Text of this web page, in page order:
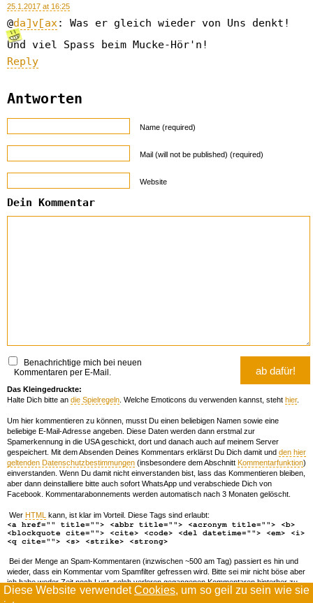
Diese Website verwendetCookies, um so geil zu sein wie sie
25.1.2017 at 16:25
@da]v[ax: Was er gleich wieder von Uns denkt!
Und viel Spass beim Mucke-Hör'n!
Reply
Antworten
Name (required)
Mail (will not be published) (required)
Website
Dein Kommentar
Benachrichtige mich bei neuen
Kommentaren per E-Mail.
Das Kleingedruckte:
Halte Dich bitte an die Spielregeln . Welche Emoticons du verwenden kannst, steht hier.
Um hier kommentieren zu können, musst Du einen beliebigen Namen sowie eine
beliebige E-Mail-Adresse angeben. Diese Daten werden dann erstmal zur
Spamerkennung in die USA geschickt, dort und danach auch auf meinem Server
gespeichert. Mit dem Absenden Deines Kommentars erklärst Du Dich damit und den hier
geltenden Datenschutzbestimmungen (insbesondere dem Abschnitt Kommentarfunktion)
einverstanden. Wenn Du damit nicht einverstanden bist, lass das Kommentieren bleiben,
aber dann deinstalliere bitte auch sofort WhatsApp und verabschiede Dich von
Facebook. Kommentarabonnements werden automatisch nach 3 Monaten gelöscht.
Wer HTML kann, ist klar im Vorteil. Diese Tags sind erlaubt:
<a href="" title=""> <abbr title=""> <acronym title=""> <b>
<blockquote cite=""> <cite> <code> <del datetime=""> <em> <i>
<q cite=""> <s> <strike> <strong>
Bei der Menge an Spam-Kommentaren (inzwischen ~500 am Tag) passiert es hin und
wieder, dass ein Kommentar vom Spamfilter gefressen wird. Bitte sei mir nicht böse aber
ich habe weder Zeit noch Lust, solch verloren gegangenen Kommentaren hinterher zu
forschen. Wenn das öfters passiert, schreib' mir 'ne Mail damit ich dich whitelisten kann.